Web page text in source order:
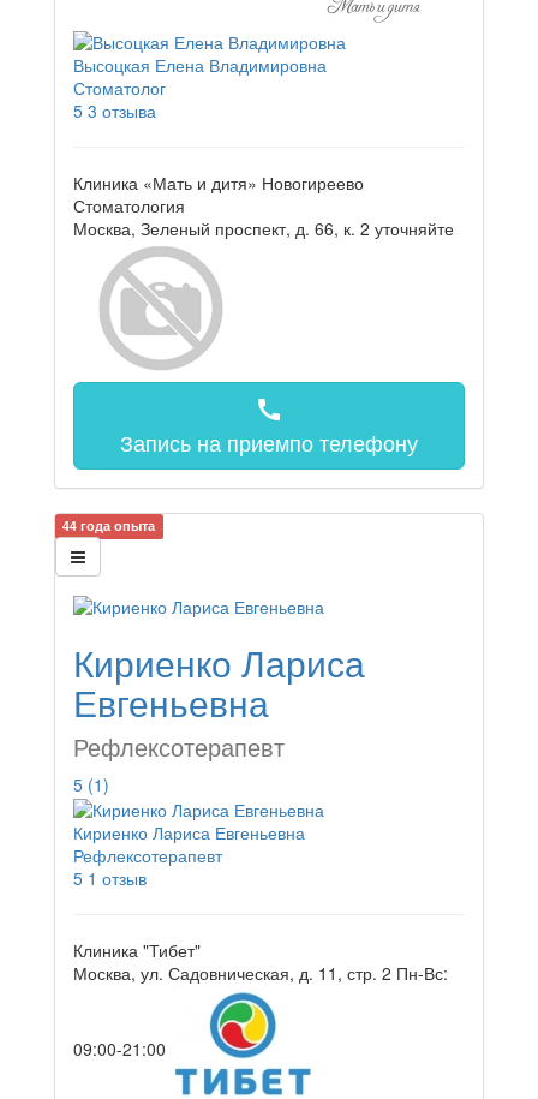
Высоцкая Елена Владимировна
Стоматолог
5 3 отзыва
Клиника «Мать и дитя» Новогиреево
Стоматология
Москва, Зеленый проспект, д. 66, к. 2 уточняйте
call
Запись на приемпо телефону
44 года опыта
Кириенко Лариса
Евгеньевна
Рефлексотерапевт
5 (1)
Кириенко Лариса Евгеньевна
Рефлексотерапевт
5 1 отзыв
Клиника "Тибет"
Москва, ул. Садовническая, д. 11, стр. 2 Пн-Вс:
09:00-21:00